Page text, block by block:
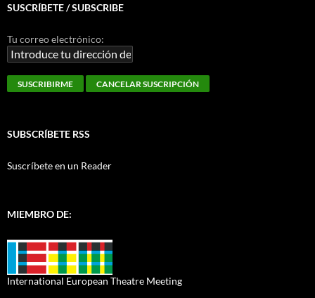
SUSCRÍBETE / SUBSCRIBE
Tu correo electrónico:
SUBSCRÍBETE RSS
Suscríbete en un Reader
MIEMBRO DE:
International European Theatre Meeting